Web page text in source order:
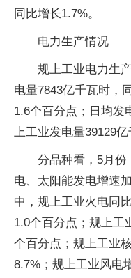
同比增长1.7%。
电力生产情况
规上工业电力生
电量7843亿千瓦时，
1.6个百分点；日均
上工业发电量39129亿
分品种看，5月份
电、太阳能发电增速
中，规上工业火电同
1.0个百分点；规上工
个百分点；规上工业
8.7%；规上工业风电